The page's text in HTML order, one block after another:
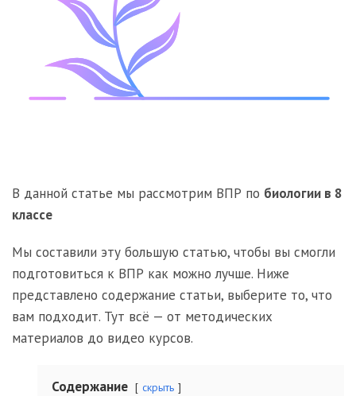
В данной статье мы рассмотрим ВПР по биологии в 8
классе
Мы составили эту большую статью, чтобы вы смогли
подготовиться к ВПР как можно лучше. Ниже
представлено содержание статьи, выберите то, что
вам подходит. Тут всё — от методических
материалов до видео курсов.
Содержание скрыть